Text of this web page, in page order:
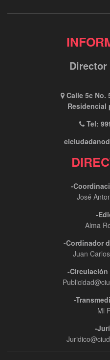
Director
Calle 5c No.
Residencial
Tel:
-
José
-
Alma
-Cordinador
Juan
-
-
Mi
-